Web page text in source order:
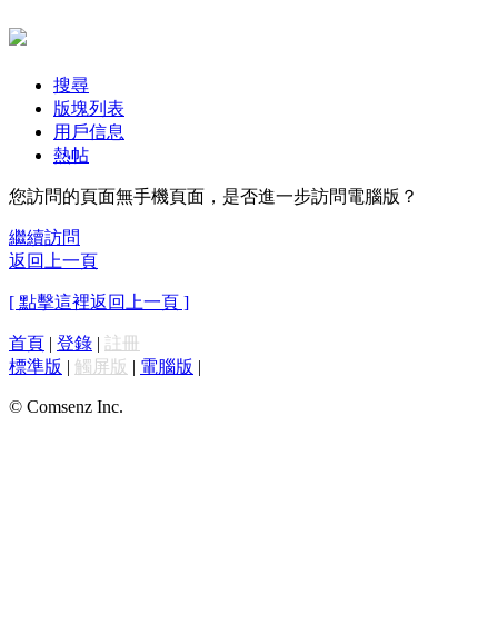
搜尋
版塊列表
用戶信息
熱帖
您訪問的頁面無手機頁面，是否進一步訪問電腦版？
繼續訪問
返回上一頁
[ 點擊這裡返回上一頁 ]
首頁 | 登錄 | 註冊
標準版 | 觸屏版 | 電腦版 |
© Comsenz Inc.